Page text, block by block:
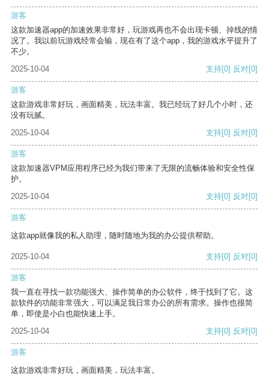
游客
这款加速器app的加速效果非常好，玩游戏再也不会出现卡顿、掉线的情
况了。我以前玩游戏经常会输，现在有了这个app，我的游戏水平提升了
不少。
2025-10-04
支持[0] 反对[0]
游客
这款游戏非常好玩，画面精美，玩法丰富。我已经玩了好几个小时，还
没有玩腻。
2025-10-04
支持[0] 反对[0]
游客
这款加速器VPM应用程序已经为我们带来了无限的流畅体验和安全性保
护。
2025-10-04
支持[0] 反对[0]
游客
这款app就像我的私人助理，随时随地为我的办公提供帮助。
2025-10-04 支持[0] 反对[0]
游客
我一直在寻找一款功能强大、操作简单的办公软件，终于找到了它。这
款软件的功能非常强大，可以满足我日常办公的所有需求。操作也很简
单，即使是小白也能快速上手。
2025-10-04
支持[0] 反对[0]
游客
这款游戏非常好玩，画面精美，玩法丰富。